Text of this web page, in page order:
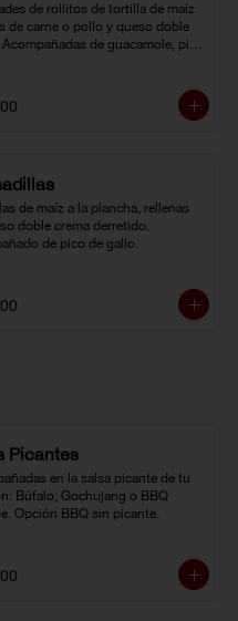
de rollitos de tortilla de maíz
de carne o pollo y queso doble
Acompañadas de guacamole, pico
de maíz a la plancha, rellenas
doble crema derretido.
de pico de gallo.
Picantes
en la salsa picante de tu
Búfalo, Gochujang o BBQ
Opción BBQ sin picante.